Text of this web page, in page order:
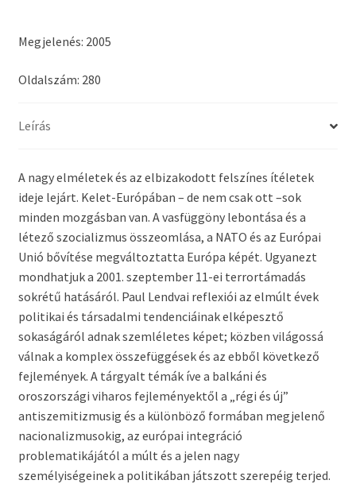
Megjelenés: 2005
Oldalszám: 280
Leírás
A nagy elméletek és az elbizakodott felszínes ítéletek
ideje lejárt. Kelet-Európában – de nem csak ott –sok
minden mozgásban van. A vasfüggöny lebontása és a
létező szocializmus összeomlása, a NATO és az Európai
Unió bővítése megváltoztatta Európa képét. Ugyanezt
mondhatjuk a 2001. szeptember 11-ei terrortámadás
sokrétű hatásáról. Paul Lendvai reflexiói az elmúlt évek
politikai és társadalmi tendenciáinak elképesztő
sokaságáról adnak szemléletes képet; közben világossá
válnak a komplex összefüggések és az ebből következő
fejlemények. A tárgyalt témák íve a balkáni és
oroszországi viharos fejleményektől a „régi és új”
antiszemitizmusig és a különböző formában megjelenő
nacionalizmusokig, az európai integráció
problematikájától a múlt és a jelen nagy
személyiségeinek a politikában játszott szerepéig terjed.